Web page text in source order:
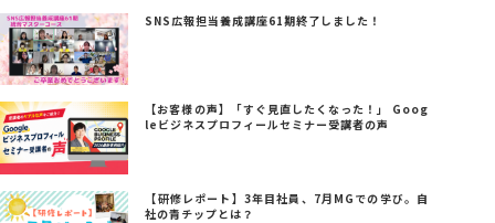
SNS広報担当養成講座61期終了しました！
【お客様の声】「すぐ見直したくなった！」 Goog
leビジネスプロフィールセミナー受講者の声
【研修レポート】3年目社員、7月MGでの学び。自
社の青チップとは？